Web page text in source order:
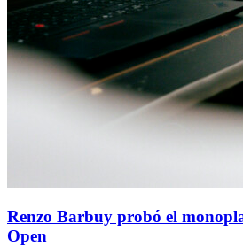
Renzo Barbuy probó el
Open